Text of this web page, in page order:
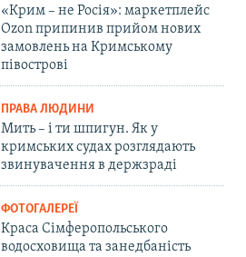
«Крим – не Росія»: маркетплейс
Ozon припинив прийом нових
замовлень на Кримському
півострові
ПРАВА ЛЮДИНИ
Мить – і ти шпигун. Як у
кримських судах розглядають
звинувачення в держзраді
ФОТОГАЛЕРЕЇ
Краса Сімферопольського
водосховища та занедбаність